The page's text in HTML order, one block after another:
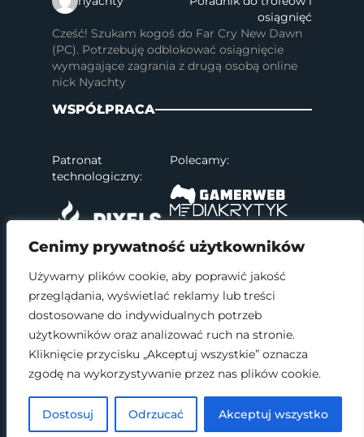
Cenimy prywatność użytkowników
Używamy plików cookie, aby poprawić jakość
przeglądania, wyświetlać reklamy lub treści
dostosowane do indywidualnych potrzeb
użytkowników oraz analizować ruch na stronie.
Kliknięcie przycisku „Akceptuj wszystkie” oznacza
zgodę na wykorzystywanie przez nas plików cookie.
Dostosuj Odrzucać Akceptuj wszystko
osiągnięć
Cześć! Szukam kogoś do Far Cry New Dawn
(PC). Potrzebuję odblokować osiągnięcie
wymagające zagrania z drugą osobą online
nick Nyachty
WSPÓŁPRACA
Patronat
technologiczny:
Polecamy:
SOCIAL MEDIA
2017 - 2026 © Wszelkie prawa zastrzeżone.